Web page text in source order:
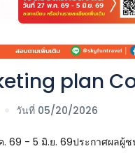
plan
วันที่ 05/20/2026
. 69 - 5 มิ.ย. 69ประกาศผลผู้